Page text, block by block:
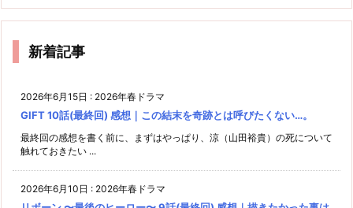
新着記事
2026年6月15日 : 2026年春ドラマ
GIFT 10話(最終回) 感想｜この結末を奇跡とは呼びたくない…。
最終回の感想を書く前に、まずはやっぱり、涼（山田裕貴）の死について
触れておきたい ...
2026年6月10日 : 2026年春ドラマ